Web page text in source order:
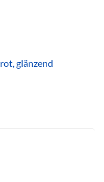
glänzend